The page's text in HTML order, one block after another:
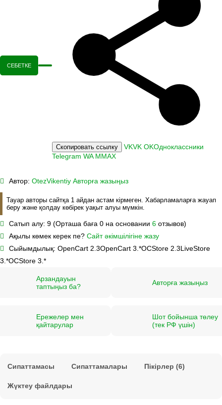
СЕБЕТКЕ
Скопировать ссылку VKVK OKОдноклассники
Telegram WA MMAX
Автор: OtezVikentiy Авторға жазыңыз
Тауар авторы сайтқа 1 айдан астам кірмеген. Хабарламаларға жауап
беру және қолдау көбірек уақыт алуы мүмкін.
Сатып алу: 9 (Орташа баға 0 на основании 6 отзывов)
Ақылы көмек керек пе? Сайт әкімшілігіне жазу
Сыйымдылық: OpenCart 2.3OpenCart 3.*OCStore 2.3LiveStore
3.*OCStore 3.*
Арзандауын
таптыңыз ба?
Авторға жазыңыз
Ережелер мен
қайтарулар
Шот бойынша төлеу
(тек РФ үшін)
Сипаттамасы Сипаттамалары Пікірлер (6)
Жүктеу файлдары